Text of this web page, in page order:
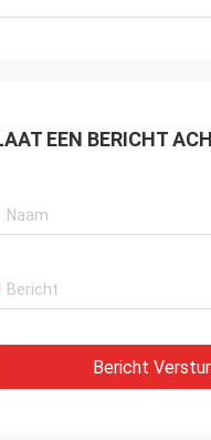
EEN BERICHT
Bericht